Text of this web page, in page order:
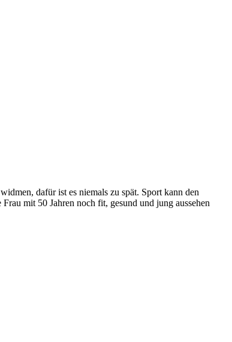
dafür ist es niemals zu spät. Sport kann den
mit 50 Jahren noch fit, gesund und jung aussehen